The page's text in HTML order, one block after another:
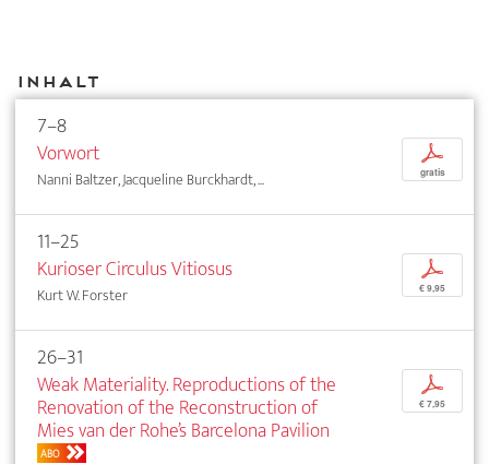
Inhalt
7–8
Vorwort
Nanni Baltzer, Jacqueline Burckhardt, ...
p
gratis
11–25
Kurioser Circulus Vitiosus
Kurt W. Forster
p
€ 9,95
26–31
Weak Materiality. Reproductions of the
Renovation of the Reconstruction of
Mies van der Rohe’s Barcelona Pavilion
ABO
p
€ 7,95